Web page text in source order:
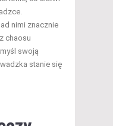
nimi znacznie
chaosu
swoją
stanie się